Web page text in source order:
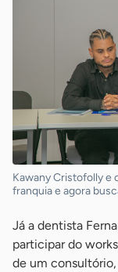
Kawany Cristofolly e
franquia e agora
Já a dentista
participar do
de um